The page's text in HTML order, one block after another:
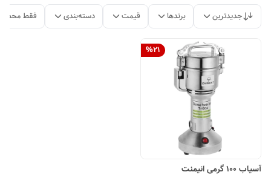
جدیدترین برندها قیمت دسته‌بندی فقط
%21
آسیاب 100 گرمی انیمنت